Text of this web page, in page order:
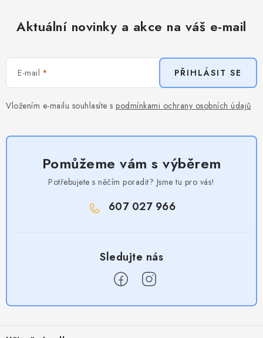
Aktuální novinky a akce na váš e-mail
E-mail
Vložením e-mailu souhlasíte s podmínkami ochrany osobních údajů
PŘIHLÁSIT SE
Pomůžeme vám s výběrem
Potřebujete s něčím poradit? Jsme tu pro vás!
607 027 966